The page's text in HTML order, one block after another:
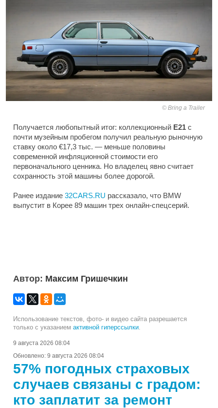
Bring a Trailer
Получается любопытный итог: коллекционный E21 с
почти музейным пробегом получил реальную рыночную
ставку около €17,3 тыс. — меньше половины
современной инфляционной стоимости его
первоначального ценника. Но владелец явно считает
сохранность этой машины более дорогой.
Ранее издание 32CARS.RU рассказало, что BMW
выпустит в Корее 89 машин трех онлайн-спецсерий.
Автор: Максим Гришечкин
Использование текстов, фото- и видео сайта разрешается
только с указанием активной гиперссылки
9 августа 2026 08:04
Обновлено: 9 августа 2026 08:04
57% погодных страховых
случаев связаны с градом:
кто заплатит за ремонт